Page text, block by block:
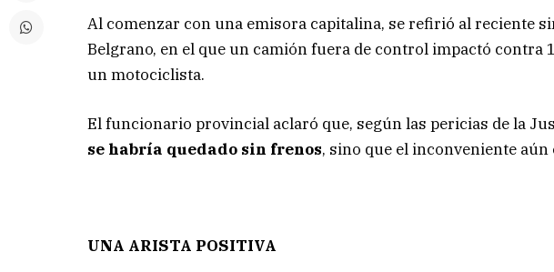
Al comenzar con una emisora capitalina, se refirió al reciente
Belgrano, en el que un camión fuera de control impactó contra
un motociclista.
El funcionario provincial aclaró que, según las pericias de la
se habría quedado sin frenos, sino que el inconveniente aún
UNA ARISTA POSITIVA